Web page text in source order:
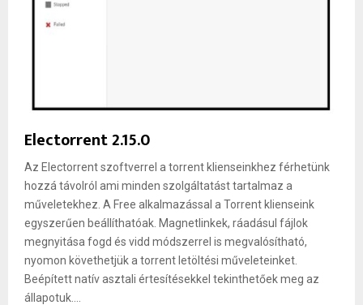
Electorrent 2.15.0
Az Electorrent szoftverrel a torrent klienseinkhez férhetünk
hozzá távolról ami minden szolgáltatást tartalmaz a
műveletekhez. A Free alkalmazással a Torrent klienseink
egyszerűen beállíthatóak. Magnetlinkek, ráadásul fájlok
megnyitása fogd és vidd módszerrel is megvalósítható,
nyomon követhetjük a torrent letöltési műveleteinket.
Beépített natív asztali értesítésekkel tekinthetőek meg az
állapotuk....